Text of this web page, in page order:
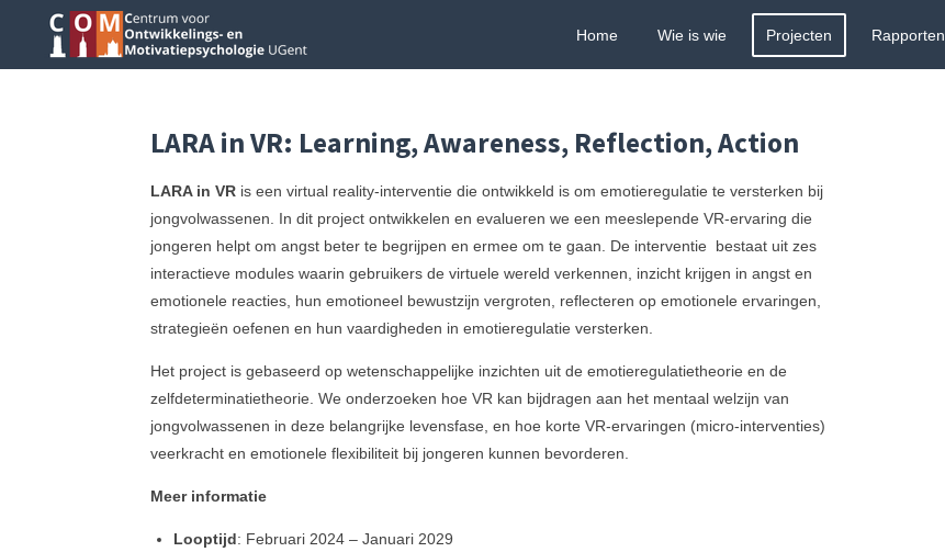
direct
Home Wie is wie Projecten Rapporten
LARA in VR: Learning, Awareness, Reflection, Action
LARA in VR is een virtual reality-interventie die ontwikkeld is om emotieregulatie te versterken bij
jongvolwassenen. In dit project ontwikkelen en evalueren we een meeslepende VR-ervaring die
jongeren helpt om angst beter te begrijpen en ermee om te gaan. De interventie bestaat uit zes
interactieve modules waarin gebruikers de virtuele wereld verkennen, inzicht krijgen in angst en
emotionele reacties, hun emotioneel bewustzijn vergroten, reflecteren op emotionele ervaringen,
strategieën oefenen en hun vaardigheden in emotieregulatie versterken.
Het project is gebaseerd op wetenschappelijke inzichten uit de emotieregulatietheorie en de
zelfdeterminatietheorie. We onderzoeken hoe VR kan bijdragen aan het mentaal welzijn van
jongvolwassenen in deze belangrijke levensfase, en hoe korte VR-ervaringen (micro-interventies)
veerkracht en emotionele flexibiliteit bij jongeren kunnen bevorderen.
Meer informatie
Looptijd: Februari 2024 – Januari 2029